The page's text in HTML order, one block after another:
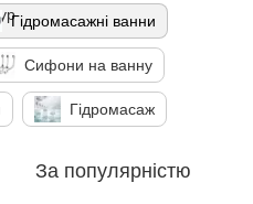
Гідромасажні ванни
Сифони на ванну
Гідромасаж
За популярністю